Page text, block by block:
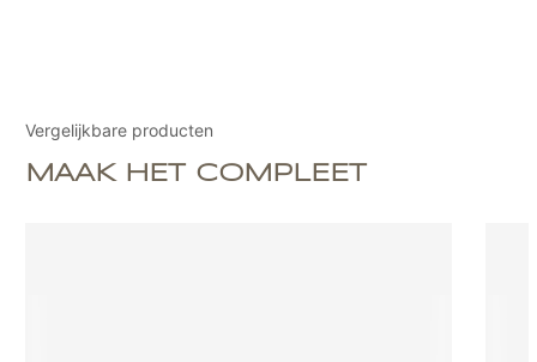
Vergelijkbare producten
MAAK HET COMPLEET